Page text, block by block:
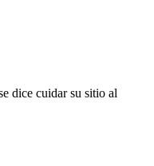
dice cuidar su sitio al